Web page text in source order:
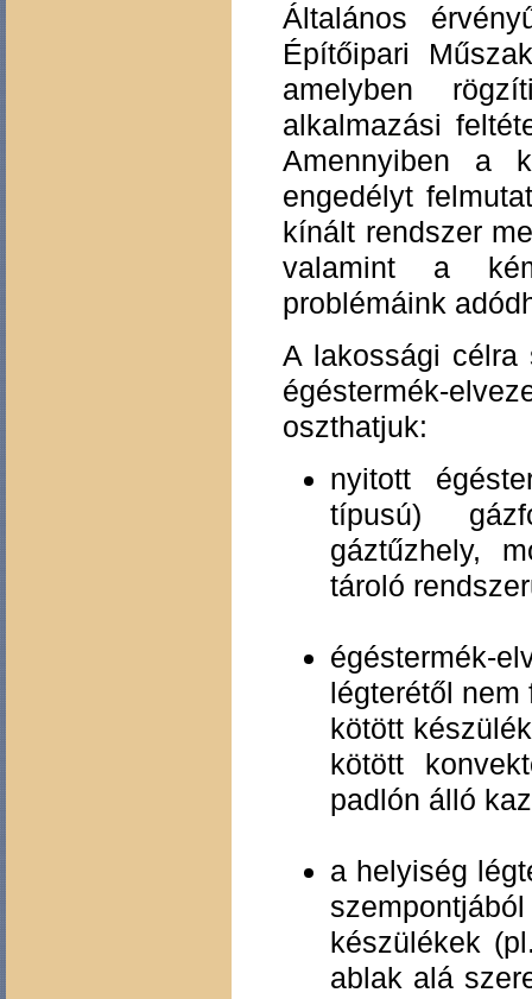
Általános
Építőipari
amelyben
alkalmazási
Amennyiben a
engedélyt
kínált rendszer
valamint a
problémáink
A lakossági célra
égéstermék-
oszthatjuk:
nyitott
típusú)
gáztűzhely,
tároló
égéstermék-
légterétől
kötött
kötött
padlón álló
a helyiség
készülékek
ablak alá